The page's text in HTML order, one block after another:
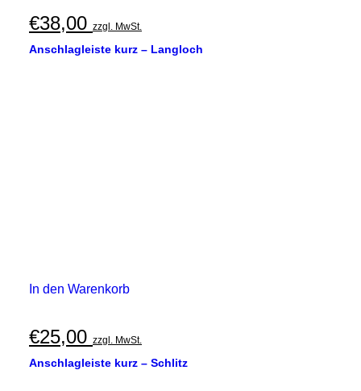
€38,00 zzgl. MwSt.
Anschlagleiste kurz – Langloch
In den Warenkorb
€25,00 zzgl. MwSt.
Anschlagleiste kurz – Schlitz